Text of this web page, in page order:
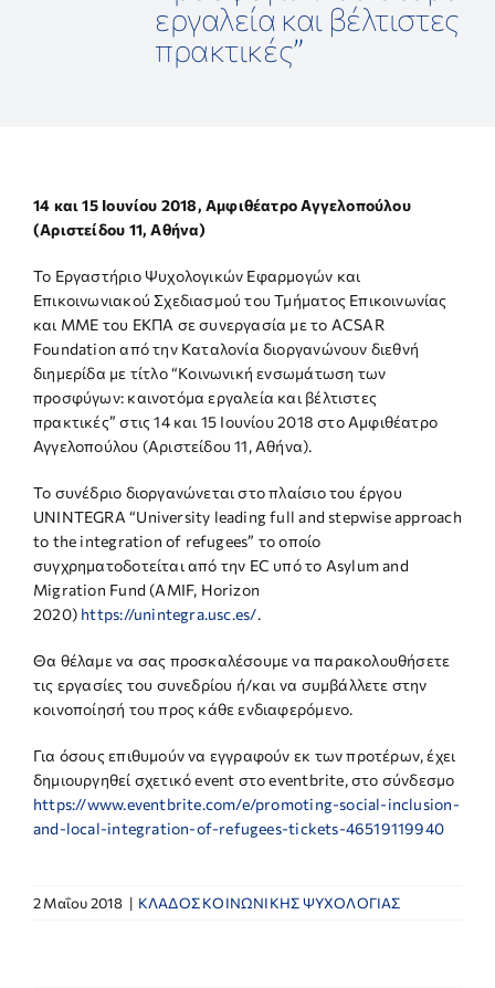
ΕΠΙΣΤΗΜΟΝΙΚΕΣ ΕΚΔΗΛΩΣΕΙΣ
ΕΠΙΚΟΙΝΩΝΙΑ
εργαλεία και βέλτιστες
πρακτικές”
14 και 15 Ιουνίου 2018, Αμφιθέατρο Αγγελοπούλου
(Αριστείδου 11, Αθήνα)
Το Εργαστήριο Ψυχολογικών Εφαρμογών και
Επικοινωνιακού Σχεδιασμού του Τμήματος Επικοινωνίας
και ΜΜΕ του ΕΚΠΑ σε συνεργασία με το ACSAR
Foundation από την Καταλονία διοργανώνουν διεθνή
διημερίδα με τίτλο “Κοινωνική ενσωμάτωση των
προσφύγων: καινοτόμα εργαλεία και βέλτιστες
πρακτικές” στις 14 και 15 Ιουνίου 2018 στο Αμφιθέατρο
Αγγελοπούλου (Αριστείδου 11, Αθήνα).
Το συνέδριο διοργανώνεται στο πλαίσιο του έργου
UNINTEGRA “University leading full and stepwise approach
to the integration of refugees” το οποίο
συγχρηματοδοτείται από την EC υπό το Asylum and
Migration Fund (AMIF, Horizon
2020) https://unintegra.usc.es/.
Θα θέλαμε να σας προσκαλέσουμε να παρακολουθήσετε
τις εργασίες του συνεδρίου ή/και να συμβάλλετε στην
κοινοποίησή του προς κάθε ενδιαφερόμενο.
Για όσους επιθυμούν να εγγραφούν εκ των προτέρων, έχει
δημιουργηθεί σχετικό event στο eventbrite, στο σύνδεσμο
https://www.eventbrite.com/e/promoting-social-inclusion-
and-local-integration-of-refugees-tickets-46519119940
2 Μαΐου 2018 | ΚΛΑΔΟΣ ΚΟΙΝΩΝΙΚΗΣ ΨΥΧΟΛΟΓΙΑΣ